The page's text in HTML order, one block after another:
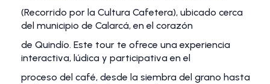
(Recorrido por la Cultura Cafetera), ubicado cerca
del municipio de Calarcá, en el corazón
de Quindío. Este tour te ofrece una experiencia
interactiva, lúdica y participativa en el
proceso del café, desde la siembra del grano hasta